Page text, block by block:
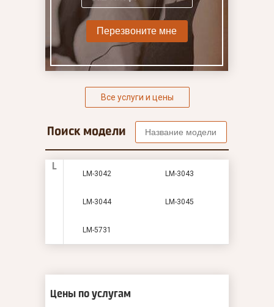
Перезвоните мне
Все услуги и цены
Поиск модели
L
LM-3042 LM-3043
LM-3044 LM-3045
LM-5731
Цены по услугам